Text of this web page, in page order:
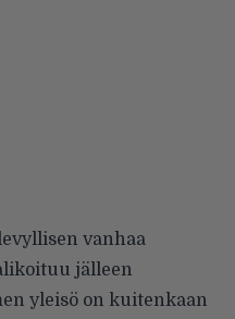
vanhaa
jälleen
yleisö on kuitenkaan